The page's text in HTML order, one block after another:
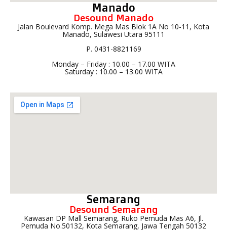
Manado
Desound Manado
Jalan Boulevard Komp. Mega Mas Blok 1A No 10-11, Kota
Manado, Sulawesi Utara 95111
P. 0431-8821169
Monday – Friday : 10.00 – 17.00 WITA
Saturday : 10.00 – 13.00 WITA
Semarang
Desound Semarang
Kawasan DP Mall Semarang, Ruko Pemuda Mas A6, Jl.
Pemuda No.50132, Kota Semarang, Jawa Tengah 50132